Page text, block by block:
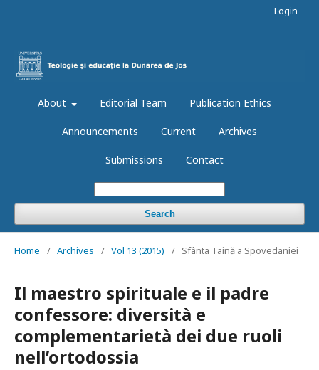
About Editorial Team Publication Ethics
Announcements Current Archives
Submissions Contact
Search
Login
Home / Archives / Vol 13 (2015) / Sfânta Taină a Spovedaniei
Il maestro spirituale e il padre
confessore: diversità e
complementarietà dei due ruoli
nell’ortodossia